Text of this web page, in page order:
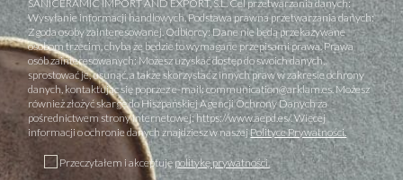
SANICERAMIC IMPORT AND EXPORT, S.L. Cel przetwarzania danych:
Wysyłanie informacji handlowych. Podstawa prawna przetwarzania danych:
Zgoda osoby zainteresowanej. Odbiorcy: Dane nie będą przekazywane
osobom trzecim, chyba że będzie to wymagane przepisami prawa. Prawa
osób zainteresowanych: Możesz uzyskać dostęp do swoich danych,
sprostować je, usunąć, a także skorzystać z innych praw w zakresie ochrony
danych, kontaktując się poprzez e-mail: communication@arklam.es. Możesz
również złożyć skargę do Hiszpańskiej Agencji Ochrony Danych za
pośrednictwem strony internetowej: https://www.aepd.es/. Więcej
informacji o ochronie danych znajdziesz w naszejPolityce Prywatności.
Przeczytałem i akceptujępolitykę prywatności.